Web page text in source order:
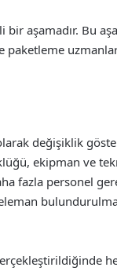
bir aşamadır. Bu
paketleme
değişiklik
ekipman ve
fazla personel